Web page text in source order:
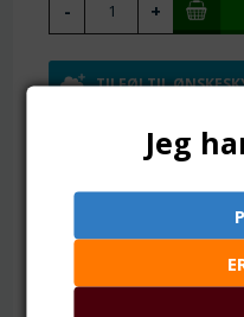
TILFØJ TIL
12 meter i bundt
Materiale: Nylon
Nem at "svejse" i enderne
Jeg